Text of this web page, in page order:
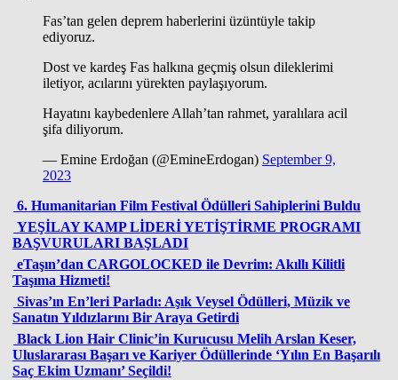
Fas’tan gelen deprem haberlerini üzüntüyle takip
ediyoruz.
Dost ve kardeş Fas halkına geçmiş olsun dileklerimi
iletiyor, acılarını yürekten paylaşıyorum.
Hayatını kaybedenlere Allah’tan rahmet, yaralılara acil
şifa diliyorum.
— Emine Erdoğan (@EmineErdogan) September 9,
2023
6. Humanitarian Film Festival Ödülleri Sahiplerini Buldu
YEŞİLAY KAMP LİDERİ YETİŞTİRME PROGRAMI
BAŞVURULARI BAŞLADI
eTaşın’dan CARGOLOCKED ile Devrim: Akıllı Kilitli
Taşıma Hizmeti!
Sivas’ın En’leri Parladı: Aşık Veysel Ödülleri, Müzik ve
Sanatın Yıldızlarını Bir Araya Getirdi
Black Lion Hair Clinic’in Kurucusu Melih Arslan Keser,
Uluslararası Başarı ve Kariyer Ödüllerinde ‘Yılın En Başarılı
Saç Ekim Uzmanı’ Seçildi!